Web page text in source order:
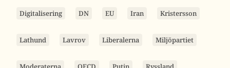
Digitalisering DN EU Iran Kristersson
Lathund Lavrov Liberalerna Miljöpartiet